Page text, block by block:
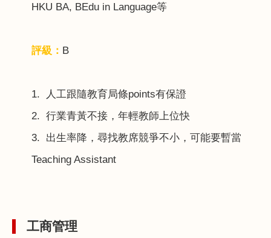
HKU BA, BEdu in Language等
評級： B
1. 人工跟隨教育局條points有保證
2. 行業青黃不接，年輕教師上位快
3. 出生率降，尋找教席競爭不小，可能要暫當
Teaching Assistant
工商管理